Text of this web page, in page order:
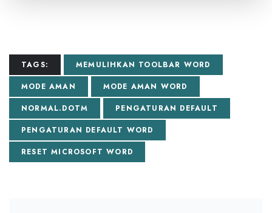
TAGS:
MEMULIHKAN TOOLBAR WORD
MODE AMAN
MODE AMAN WORD
NORMAL.DOTM
PENGATURAN DEFAULT
PENGATURAN DEFAULT WORD
RESET MICROSOFT WORD